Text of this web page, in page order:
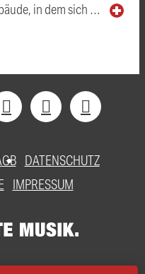
in dem sich …
DATENSCHUTZ
IMPRESSUM